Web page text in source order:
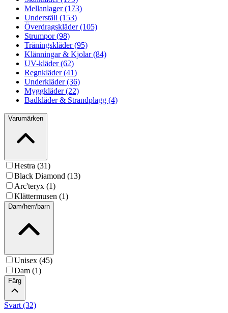
Mellanlager (173)
Underställ (153)
Överdragskläder (105)
Strumpor (98)
Träningskläder (95)
Klänningar & Kjolar (84)
UV-kläder (62)
Regnkläder (41)
Underkläder (36)
Myggkläder (22)
Badkläder & Strandplagg (4)
Varumärken
Hestra (31)
Black Diamond (13)
Arc'teryx (1)
Klättermusen (1)
Dam/herr/barn
Unisex (45)
Dam (1)
Färg
Svart (32)